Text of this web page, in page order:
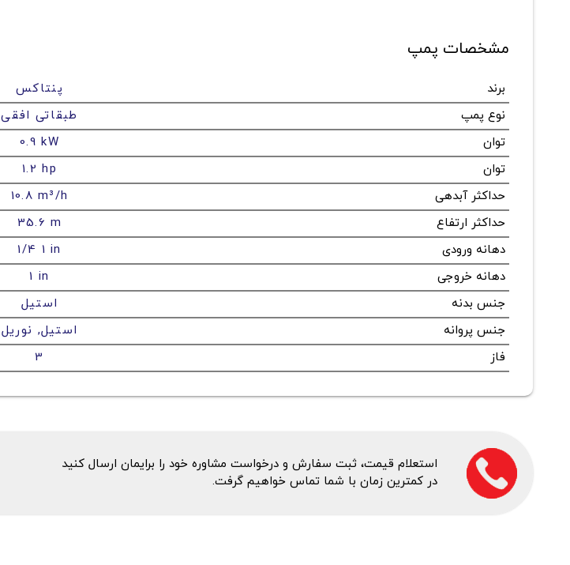
مشخصات پمپ
برند پنتاکس
نوع پمپ
طبقاتی افقی
توان
0.9 kW
توان
1.2 hp
حداکثر آبدهی
10.8 m³/h
حداکثر ارتفاع
35.6 m
دهانه ورودی
1/4 1 in
دهانه خروجی
1 in
جنس بدنه
استیل
جنس پروانه
استیل, نوریل
فاز
3
استعلام قیمت، ثبت سفارش و درخواست مشاوره خود را برایمان ارسال کنید
در کمترین زمان با شما تماس خواهیم گرفت.